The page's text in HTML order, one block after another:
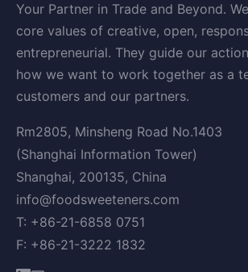
Your Partner in Trade and Beyond.
core values of creative, open,
entrepreneurial. They guide our
how we want to work together as a
customers and our partners.
Rm2805, Minsheng Road No.1403
(Shanghai Information Tower)
Shanghai, 200135, China
info@foodsweeteners.com
T: +86-21-6858 0751
F: +86-21-3222 1832